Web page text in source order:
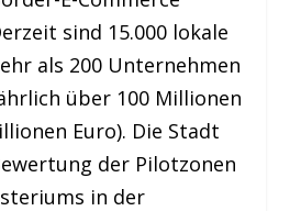
sind 15.000 lokale
als 200 Unternehmen
über 100 Millionen
Euro). Die Stadt
der Pilotzonen
in der